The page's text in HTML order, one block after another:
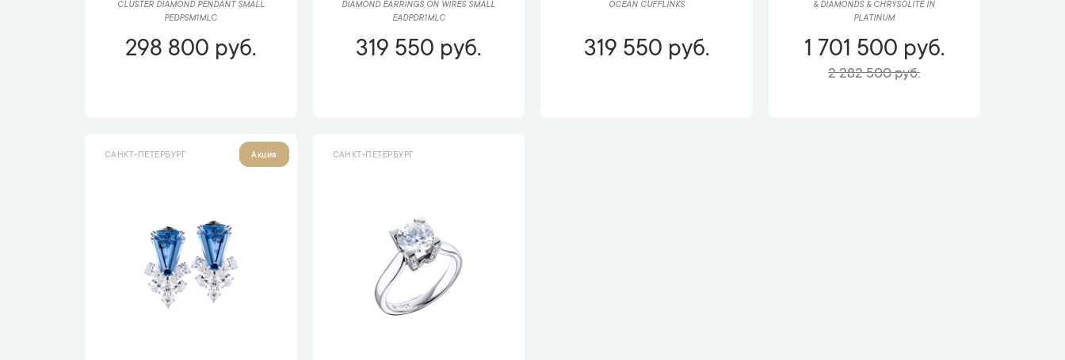
CLUSTER DIAMOND PENDANT SMALL
PEDPSM1MLC
298 800 руб.
DIAMOND EARRINGS ON WIRES SMALL
EADPDR1MLC
319 550 руб.
OCEAN CUFFLINKS
319 550 руб.
& DIAMONDS & CHRYSOLITE IN
PLATINUM
1 701 500 руб.
2 282 500 руб.
САНКТ-ПЕТЕРБУРГ Акция САНКТ-ПЕТЕРБУРГ